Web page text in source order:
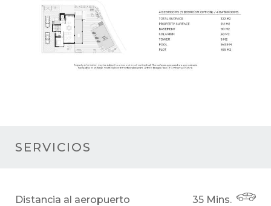
SERVICIOS
Distancia al aeropuerto 35 Mins.